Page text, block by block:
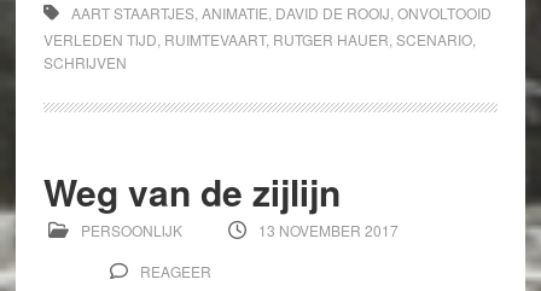
AART STAARTJES, ANIMATIE DAVID DE ROOIJ ONVOLTOOID
VERLEDEN TIJD RUIMTEVAART, RUTGER HAUER SCENARIO,
SCHRIJVEN
Weg van de zijlijn
PERSOONLIJK
13 NOVEMBER 2017
REAGEER